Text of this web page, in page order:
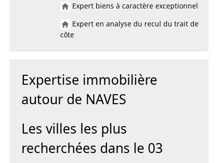
Expert biens à caractère exceptionnel
Expert en analyse du recul du trait de
côte
Expertise immobilière
autour de NAVES
Les villes les plus
recherchées dans le 03